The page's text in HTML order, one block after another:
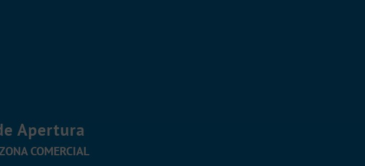
Apertura
COMERCIAL